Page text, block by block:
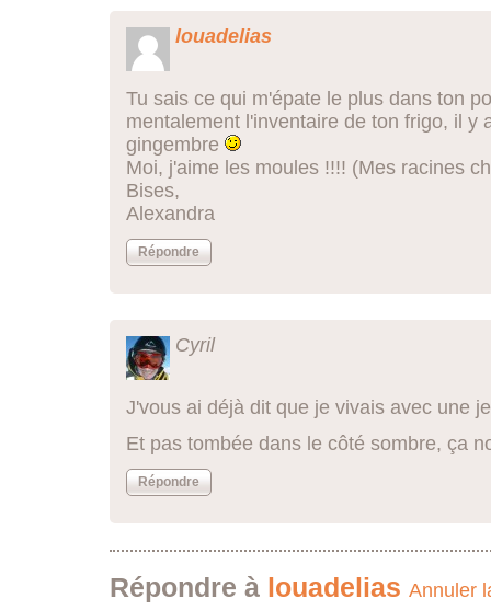
louadelias
Tu sais ce qui m'épate le plus dans ton
mentalement l'inventaire de ton frigo, il y
gingembre
Moi, j'aime les moules !!!! (Mes racines
Bises,
Alexandra
Répondre
Cyril
J'vous ai déjà dit que je vivais avec une
Et pas tombée dans le côté sombre, ça
Répondre
Répondre à louadelias Annuler